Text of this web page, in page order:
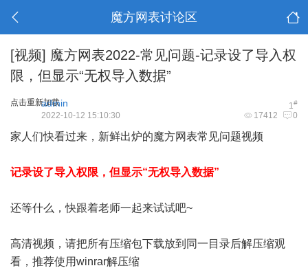
魔方网表讨论区
[视频] 魔方网表2022-常见问题-记录设了导入权
限，但显示“无权导入数据”
点击重新加载 1#
admin
17412 0
2022-10-12 15:10:30
家人们快看过来，新鲜出炉的魔方网表常见问题视频
记录设了导入权限，但显示“无权导入数据”
还等什么，快跟着老师一起来试试吧~
高清视频，请把所有压缩包下载放到同一目录后解压缩观
看，推荐使用winrar解压缩